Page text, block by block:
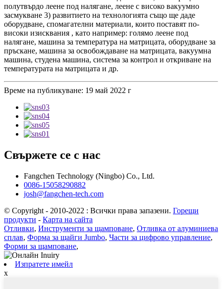
полутвърдо леене под налягане, леене с високо вакуумно
засмукване 3) развитието на технологията също ще даде
оборудване, спомагателни материали, които поставят по-
високи изисквания , като например: голямо леене под
налягане, машина за температура на матрицата, оборудване за
пръскане, машина за освобождаване на матрицата, вакуумна
машина, студена машина, система за контрол и откриване на
температурата на матрицата и др.
Време на публикуване: 19 май 2022 г
Свържете се с нас
Fangchen Technology (Ningbo) Co., Ltd.
0086-15058290882
josh@fangchen-tech.com
© Copyright - 2010-2022 : Всички права запазени. Горещи
продукти - Карта на сайта
Отливки, Инструменти за щамповане, Отливка от алуминиева
сплав, Форма за щайги Jumbo, Части за цифрово управление,
Форми за щамповане,
Изпратете имейл
x